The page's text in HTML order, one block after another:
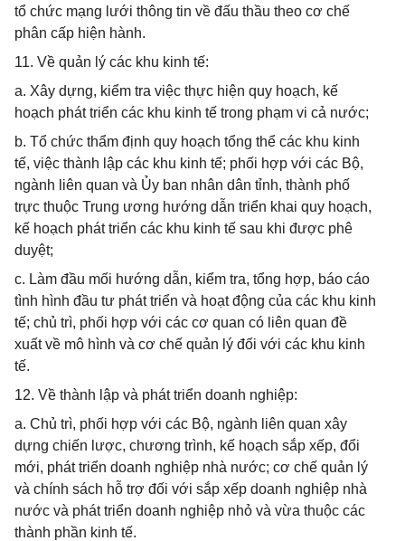
tổ chức mạng lưới thông tin về đấu thầu theo cơ chế
phân cấp hiện hành.
11. Về quản lý các khu kinh tế:
a. Xây dựng, kiểm tra việc thực hiện quy hoạch, kế
hoạch phát triển các khu kinh tế trong phạm vi cả nước;
b. Tổ chức thẩm định quy hoạch tổng thể các khu kinh
tế, việc thành lập các khu kinh tế; phối hợp với các Bộ,
ngành liên quan và Ủy ban nhân dân tỉnh, thành phố
trực thuộc Trung ương hướng dẫn triển khai quy hoạch,
kế hoạch phát triển các khu kinh tế sau khi được phê
duyệt;
c. Làm đầu mối hướng dẫn, kiểm tra, tổng hợp, báo cáo
tình hình đầu tư phát triển và hoạt động của các khu kinh
tế; chủ trì, phối hợp với các cơ quan có liên quan đề
xuất về mô hình và cơ chế quản lý đối với các khu kinh
tế.
12. Về thành lập và phát triển doanh nghiệp:
a. Chủ trì, phối hợp với các Bộ, ngành liên quan xây
dựng chiến lược, chương trình, kế hoạch sắp xếp, đổi
mới, phát triển doanh nghiệp nhà nước; cơ chế quản lý
và chính sách hỗ trợ đối với sắp xếp doanh nghiệp nhà
nước và phát triển doanh nghiệp nhỏ và vừa thuộc các
thành phần kinh tế.